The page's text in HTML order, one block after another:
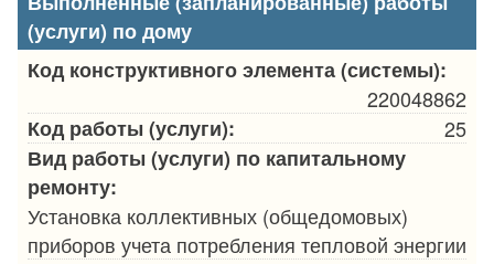
(услуги) по дому
Код конструктивного элемента (системы):
220048862
Код работы (услуги):
25
Вид работы (услуги) по капитальному
ремонту:
Установка коллективных (общедомовых)
приборов учета потребления тепловой энергии